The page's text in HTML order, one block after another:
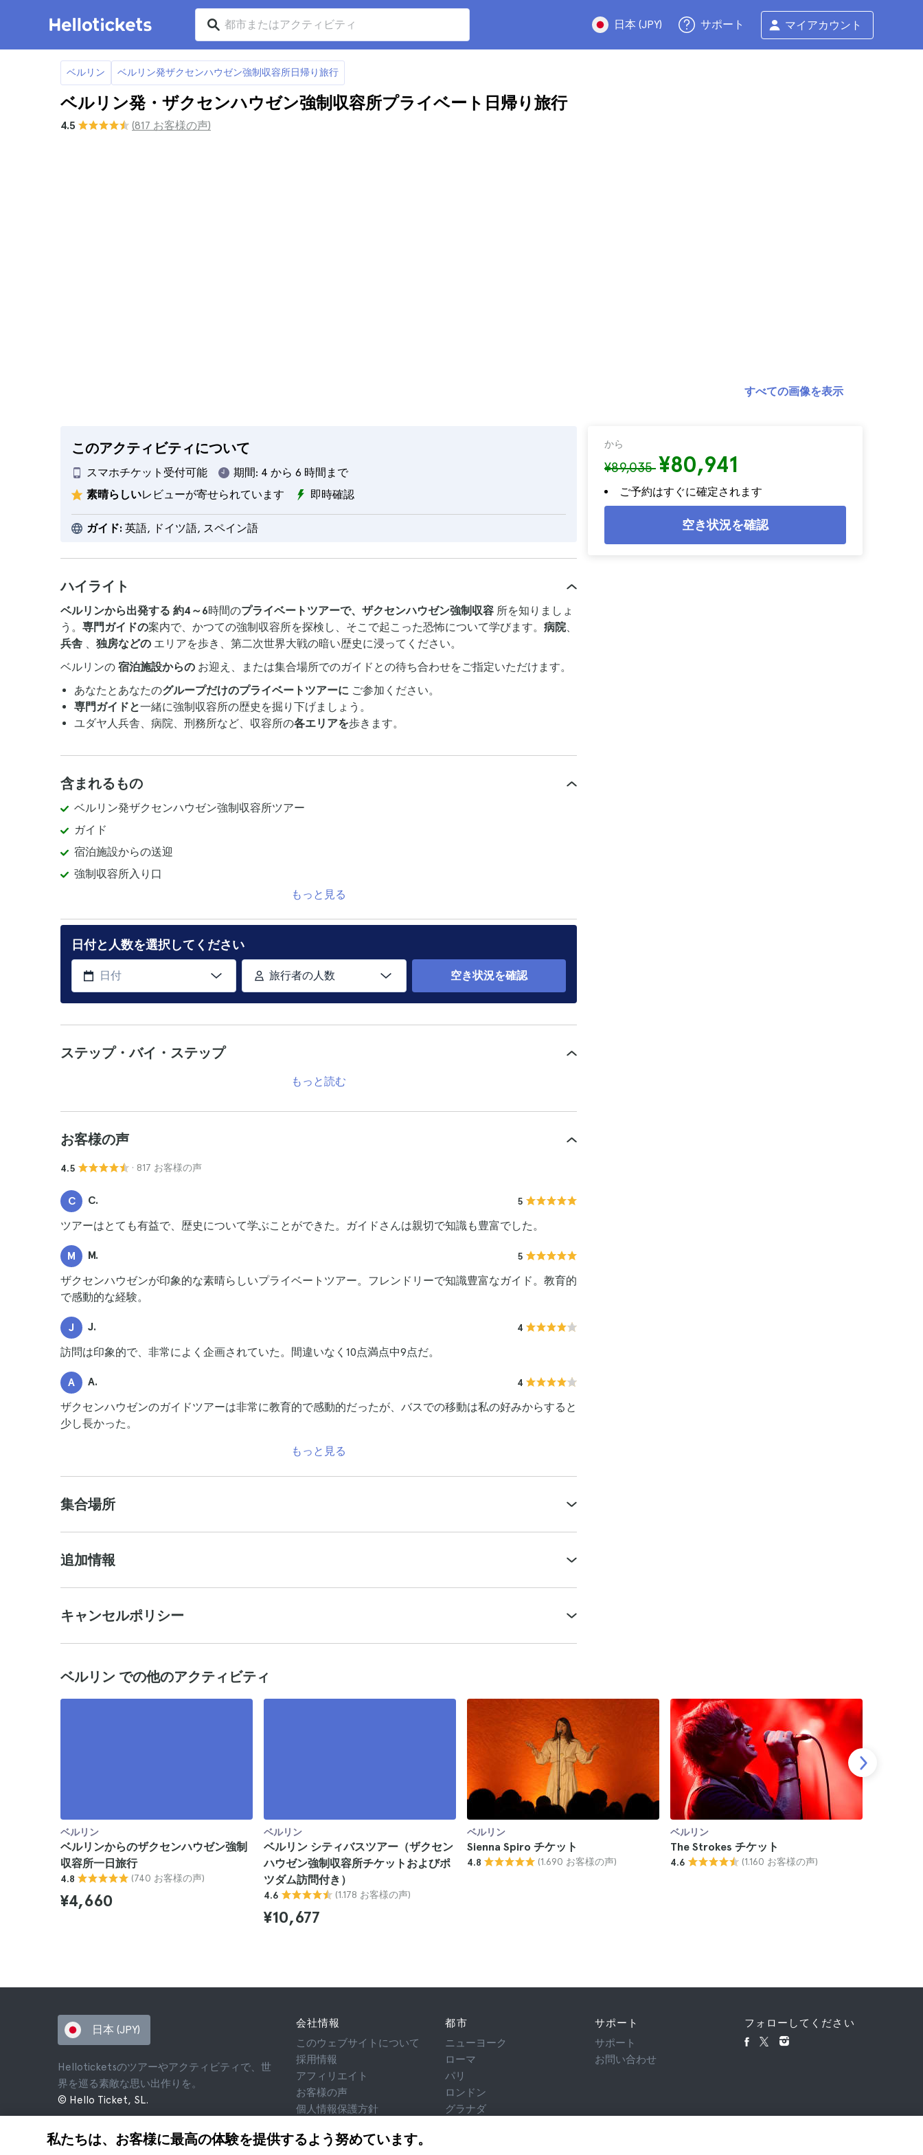
日本 (JPY) サポート マイアカウント
ベルリン ベルリン発ザクセンハウゼン強制収容所日帰り旅行
ベルリン発・ザクセンハウゼン強制収容所プライベート日帰り旅行
4.5 (817 お客様の声)
このアクティビティについて
スマホチケット受付可能 期間: 4 から 6 時間まで
素晴らしいレビューが寄せられています 即時確認
ガイド: 英語, ドイツ語, スペイン語
から
¥89,035¥80,941
ご予約はすぐに確定されます
空き状況を確認
すべての画像を表示
ハイライト
ベルリンから出発する 約4～6時間のプライベートツアーで、ザクセンハウゼン強制収容 所を知りましょ
う。 専門ガイドの案内で、かつての強制収容所を探検し、そこで起こった恐怖について学びます。 病院、
兵舎 、 独房などの エリアを歩き、第二次世界大戦の暗い歴史に浸ってください。
ベルリンの 宿泊施設からの お迎え、または集合場所でのガイドとの待ち合わせをご指定いただけます。
あなたとあなたのグループだけのプライベートツアーに ご参加ください。
専門ガイドと一緒に強制収容所の歴史を掘り下げましょう。
ユダヤ人兵舎、病院、刑務所など、収容所の各エリアを歩きます。
含まれるもの
ベルリン発ザクセンハウゼン強制収容所ツアー
ガイド
宿泊施設からの送迎
強制収容所入り口
もっと見る
日付と人数を選択してください
旅行者の人数 空き状況を確認
ステップ・バイ・ステップ
もっと読む
お客様の声
4.5 · 817 お客様の声
C C. 5
ツアーはとても有益で、歴史について学ぶことができた。ガイドさんは親切で知識も豊富でした。
M M. 5
ザクセンハウゼンが印象的な素晴らしいプライベートツアー。フレンドリーで知識豊富なガイド。教育的
で感動的な経験。
J J. 4
訪問は印象的で、非常によく企画されていた。間違いなく10点満点中9点だ。
A A. 4
ザクセンハウゼンのガイドツアーは非常に教育的で感動的だったが、バスでの移動は私の好みからすると
少し長かった。
もっと見る
集合場所
追加情報
キャンセルポリシー
ベルリン での他のアクティビティ
ベルリン
ベルリンからのザクセンハウゼン強制
収容所一日旅行
4.8 (740 お客様の声)
¥4,660
ベルリン
ベルリン シティバスツアー（ザクセン
ハウゼン強制収容所チケットおよびポ
ツダム訪問付き）
4.6 (1.178 お客様の声)
¥10,677
ベルリン
Sienna Spiro チケット
4.8 (1.690 お客様の声)
ベルリン
The Strokes チケット
4.6 (1.160 お客様の声)
私たちは、お客様に最高の体験を提供するよう努めています。
日本 (JPY)
Helloticketsのツアーやアクティビティで、世
界を巡る素敵な思い出作りを。
© Hello Ticket, SL.
会社情報
このウェブサイトについて
採用情報
アフィリエイト
お客様の声
個人情報保護方針
法律相談
都市
ニューヨーク
ローマ
パリ
ロンドン
グラナダ
サポート
サポート
お問い合わせ
フォローしてください